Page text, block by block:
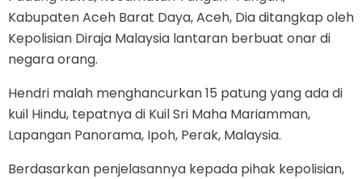
Kabupaten Aceh Barat Daya, Aceh, Dia ditangkap oleh
Kepolisian Diraja Malaysia lantaran berbuat onar di
negara orang.
Hendri malah menghancurkan 15 patung yang ada di
kuil Hindu, tepatnya di Kuil Sri Maha Mariamman,
Lapangan Panorama, Ipoh, Perak, Malaysia.
Berdasarkan penjelasannya kepada pihak kepolisian,